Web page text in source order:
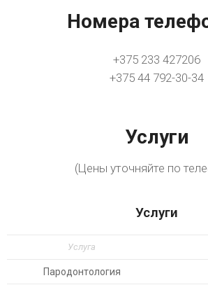
Номера
+375 233 427206
+375 44 792-30-34
Услуги
(Цены уточняйте по
Услуги
Услуга
Пародонтология